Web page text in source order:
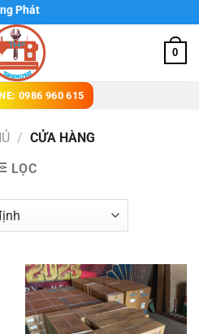
0
0986 960 615
/ CỬA HÀNG
LỌC